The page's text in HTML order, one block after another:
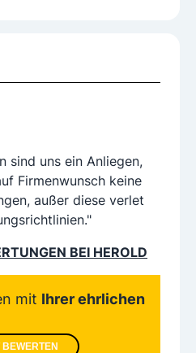
sind uns ein Anliegen,
Firmenwunsch keine
außer diese verlet
BEI HEROLD
mit Ihrer ehrlichen
BEWERTEN